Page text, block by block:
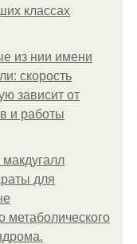
классах
из нии имени
скорость
зависит от
и работы
для
метаболического